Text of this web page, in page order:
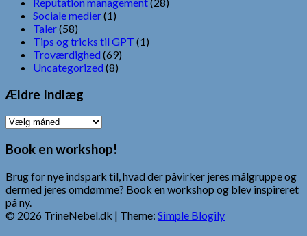
Sociale medier(1)
Taler(58)
Tips og tricks til GPT (1)
Troværdighed (69)
Uncategorized (8)
Ældre Indlæg
Ældre
Book en workshop!
Brug for nye indspark til, hvad der påvirker jeres målgruppe og
dermed jeres omdømme? Book en workshop og blev inspireret
på ny.
© 2026 TrineNebel.dk | Theme: Simple Blogily